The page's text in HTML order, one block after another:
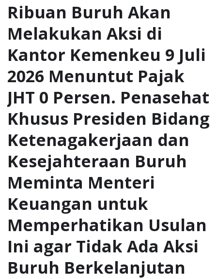
Ribuan Buruh Akan
Melakukan Aksi di
Kantor Kemenkeu 9 Juli
2026 Menuntut Pajak
JHT 0 Persen. Penasehat
Khusus Presiden Bidang
Ketenagakerjaan dan
Kesejahteraan Buruh
Meminta Menteri
Keuangan untuk
Memperhatikan Usulan
Ini agar Tidak Ada Aksi
Buruh Berkelanjutan